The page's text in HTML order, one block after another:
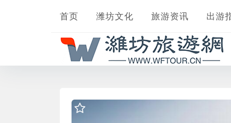
首页 潍坊文化 旅游资讯 出游
第一夫人吉尔拜登将前往厄瓜多尔